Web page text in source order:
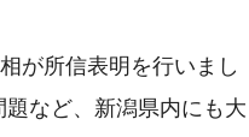
が所信表明を行いまし
など、新潟県内にも